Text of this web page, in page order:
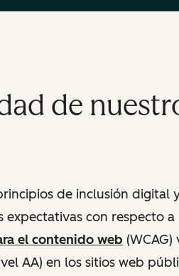
de
de inclusión digital
expectativas con respecto a
el contenido web (WCAG)
AA) en los sitios web